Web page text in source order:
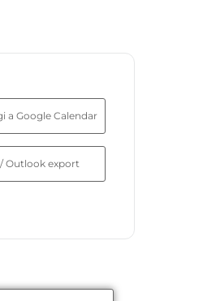
a Google Calendar
/ Outlook export